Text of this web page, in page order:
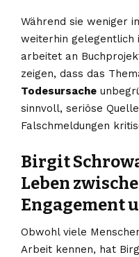
Während sie weniger
weiterhin gelegentlich
arbeitet an
zeigen, dass das
Todesursache
sinnvoll, seriöse
Falschmeldungen
Birgit
Leben
Engagement
Obwohl viele
Arbeit kennen, hat